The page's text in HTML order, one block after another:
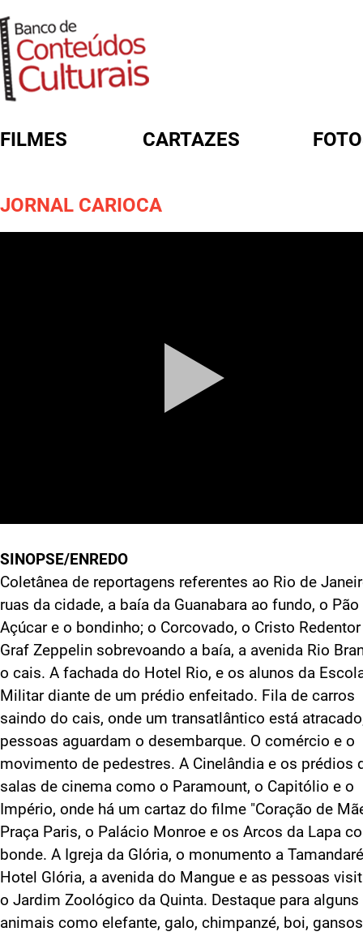
FILMES CARTAZES
JORNAL CARIOCA
SINOPSE/ENREDO
Coletânea de reportagens referentes ao Rio de
ruas da cidade, a baía da Guanabara ao fundo, o Pão
Açúcar e o bondinho; o Corcovado, o Cristo
Graf Zeppelin sobrevoando a baía, a avenida Rio
o cais. A fachada do Hotel Rio, e os alunos da
Militar diante de um prédio enfeitado. Fila de carros
saindo do cais, onde um transatlântico está
pessoas aguardam o desembarque. O comércio e o
movimento de pedestres. A Cinelândia e os prédios
salas de cinema como o Paramount, o Capitólio e o
Império, onde há um cartaz do filme "Coração de
Praça Paris, o Palácio Monroe e os Arcos da Lapa
bonde. A Igreja da Glória, o monumento a
Hotel Glória, a avenida do Mangue e as pessoas
o Jardim Zoológico da Quinta. Destaque para alguns
animais como elefante, galo, chimpanzé, boi,